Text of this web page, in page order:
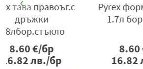
Тава Pyrex
правоъгълна
керамична 1,5л
7.75€/бр
15.16лв./бр